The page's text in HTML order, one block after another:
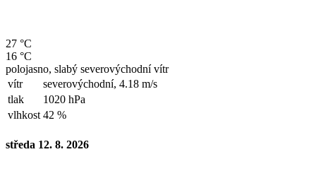
27 °C
16 °C
polojasno, slabý severovýchodní vítr
vítr
severovýchodní, 4.18 m/s
tlak
1020 hPa
vlhkost 42 %
středa 12. 8. 2026